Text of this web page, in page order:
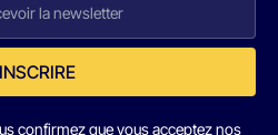
confirmez que vous acceptez nos